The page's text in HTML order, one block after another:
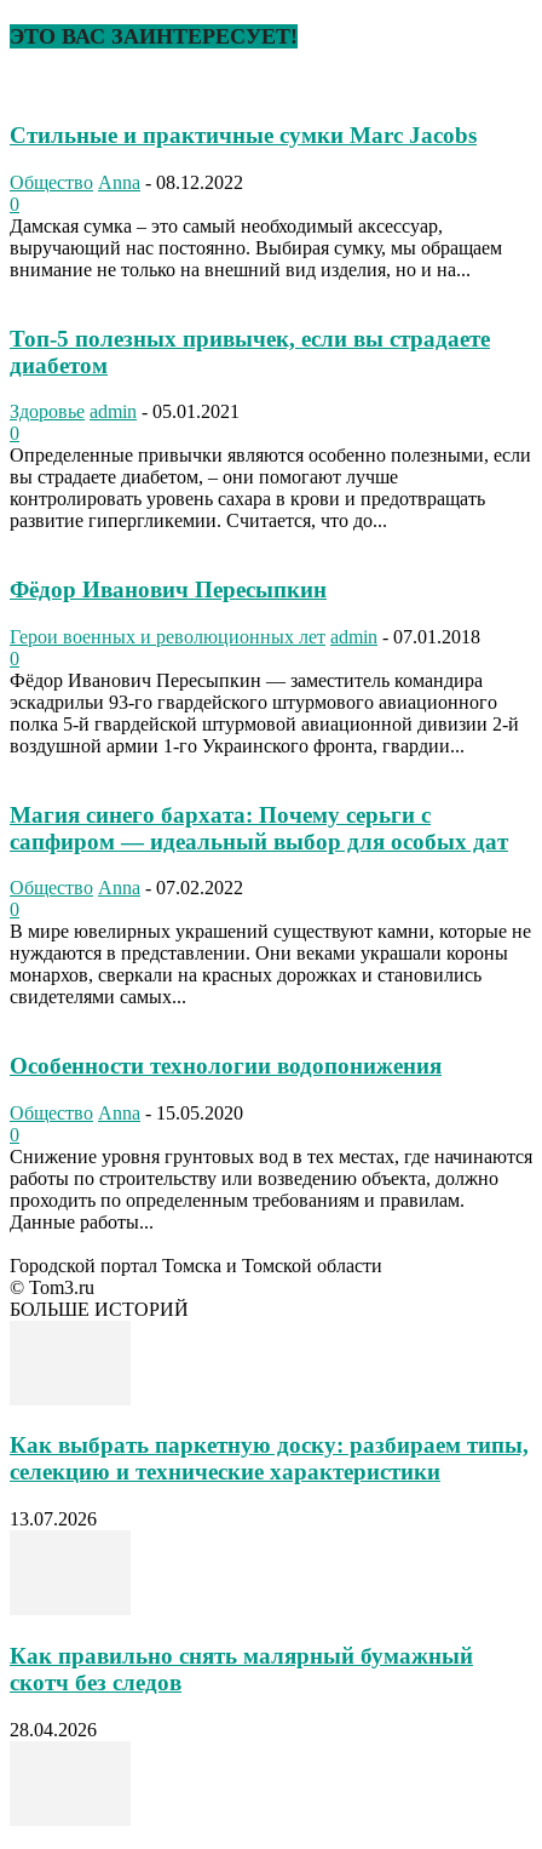
ЭТО ВАС ЗАИНТЕРЕСУЕТ!
Стильные и практичные сумки Marc Jacobs
Общество Anna - 08.12.2022
0
Дамская сумка – это самый необходимый аксессуар,
выручающий нас постоянно. Выбирая сумку, мы обращаем
внимание не только на внешний вид изделия, но и на...
Топ-5 полезных привычек, если вы страдаете
диабетом
Здоровье admin - 05.01.2021
0
Определенные привычки являются особенно полезными, если
вы страдаете диабетом, – они помогают лучше
контролировать уровень сахара в крови и предотвращать
развитие гипергликемии. Считается, что до...
Фёдор Иванович Пересыпкин
Герои военных и революционных лет admin - 07.01.2018
0
Фёдор Иванович Пересыпкин — заместитель командира
эскадрильи 93-го гвардейского штурмового авиационного
полка 5-й гвардейской штурмовой авиационной дивизии 2-й
воздушной армии 1-го Украинского фронта, гвардии...
Магия синего бархата: Почему серьги с
сапфиром — идеальный выбор для особых дат
Общество Anna - 07.02.2022
0
В мире ювелирных украшений существуют камни, которые не
нуждаются в представлении. Они веками украшали короны
монархов, сверкали на красных дорожках и становились
свидетелями самых...
Особенности технологии водопонижения
Общество Anna - 15.05.2020
0
Снижение уровня грунтовых вод в тех местах, где начинаются
работы по строительству или возведению объекта, должно
проходить по определенным требованиям и правилам.
Данные работы...
Городской портал Томска и Томской области
© Tom3.ru
БОЛЬШЕ ИСТОРИЙ
Как выбрать паркетную доску: разбираем типы,
селекцию и технические характеристики
13.07.2026
Как правильно снять малярный бумажный
скотч без следов
28.04.2026